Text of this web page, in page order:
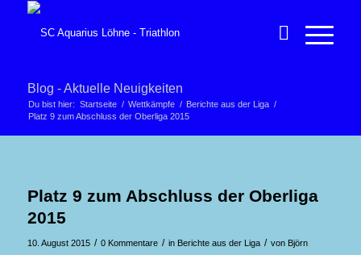
Blog - Aktuelle Neuigkeiten
Du bist hier: Startseite / Wettkämpfe / Berichte aus der Liga /
Platz 9 zum Abschluss der Oberliga 2015
Platz 9 zum Abschluss der Oberliga
2015
10. August 2015 / 0 Kommentare / in Berichte aus der Liga / von Björn